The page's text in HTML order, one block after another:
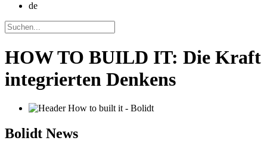
de
HOW TO BUILD IT: Die Kraft
integrierten Denkens
Bolidt News